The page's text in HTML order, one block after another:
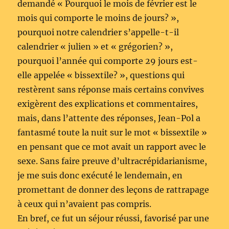
demandé « Pourquoi le mois de février est le
mois qui comporte le moins de jours? »,
pourquoi notre calendrier s’appelle-t-il
calendrier « julien » et « grégorien? »,
pourquoi l’année qui comporte 29 jours est-
elle appelée « bissextile? », questions qui
restèrent sans réponse mais certains convives
exigèrent des explications et commentaires,
mais, dans l’attente des réponses, Jean-Pol a
fantasmé toute la nuit sur le mot « bissextile »
en pensant que ce mot avait un rapport avec le
sexe. Sans faire preuve d’ultracrépidarianisme,
je me suis donc exécuté le lendemain, en
promettant de donner des leçons de rattrapage
à ceux qui n’avaient pas compris.
En bref, ce fut un séjour réussi, favorisé par une